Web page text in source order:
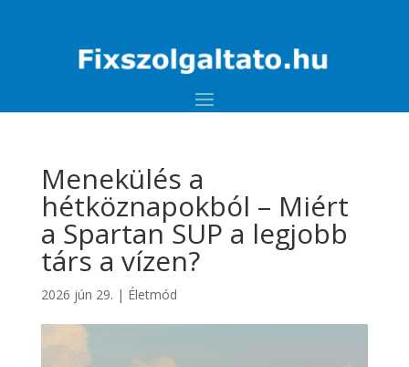
Menekülés a
hétköznapokból – Miért
a Spartan SUP a legjobb
társ a vízen?
2026 jún 29. | Életmód